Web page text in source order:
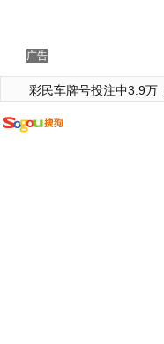
广告
彩民车牌号投注中3.9万